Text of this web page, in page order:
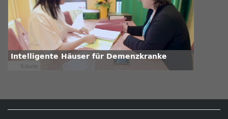
Intelligente Häuser für Demenzkranke